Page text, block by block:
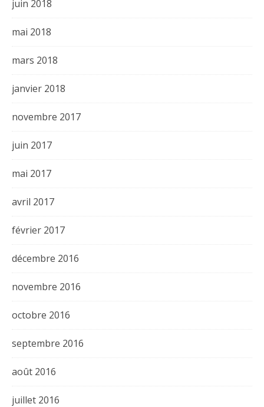
juin 2018
mai 2018
mars 2018
janvier 2018
novembre 2017
juin 2017
mai 2017
avril 2017
février 2017
décembre 2016
novembre 2016
octobre 2016
septembre 2016
août 2016
juillet 2016